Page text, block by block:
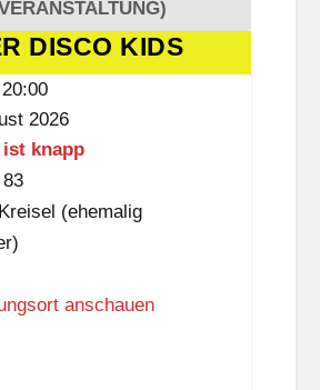
DISCO KIDS
20:00
2026
knapp
(ehemalig
anschauen